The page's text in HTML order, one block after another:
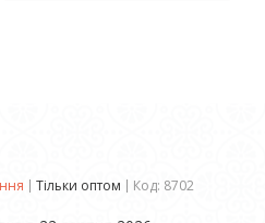
Тільки оптом Код: 8702